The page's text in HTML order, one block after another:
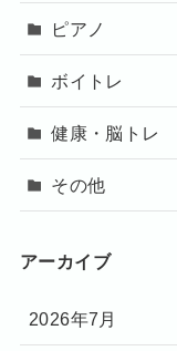
ピアノ
ボイトレ
健康・脳トレ
その他
アーカイブ
2026年7月